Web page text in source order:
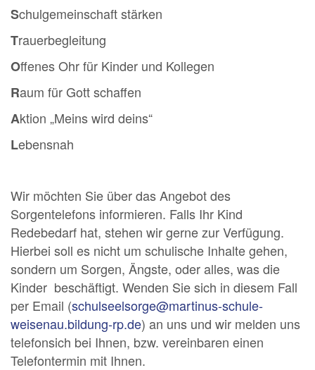
Schulgemeinschaft stärken
Trauerbegleitung
Offenes Ohr für Kinder und Kollegen
Raum für Gott schaffen
Aktion „Meins wird deins“
Lebensnah
Wir möchten Sie über das Angebot des
Sorgentelefons informieren. Falls Ihr Kind
Redebedarf hat, stehen wir gerne zur Verfügung.
Hierbei soll es nicht um schulische Inhalte gehen,
sondern um Sorgen, Ängste, oder alles, was die
Kinder beschäftigt. Wenden Sie sich in diesem Fall
per Email (schulseelsorge@martinus-schule-
weisenau.bildung-rp.de) an uns und wir melden uns
telefonsich bei Ihnen, bzw. vereinbaren einen
Telefontermin mit Ihnen.